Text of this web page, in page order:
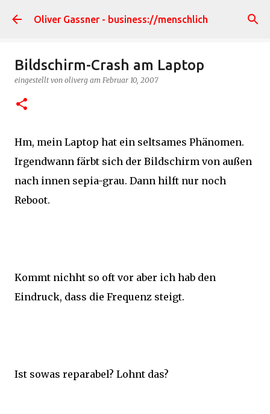
Direkt zum Hauptbereich
Oliver Gassner - business://menschlich
Bildschirm-Crash am Laptop
eingestellt von oliverg am Februar 10, 2007
Hm, mein Laptop hat ein seltsames Phänomen.
Irgendwann färbt sich der Bildschirm von außen
nach innen sepia-grau. Dann hilft nur noch
Reboot.
Kommt nichht so oft vor aber ich hab den
Eindruck, dass die Frequenz steigt.
Ist sowas reparabel? Lohnt das?